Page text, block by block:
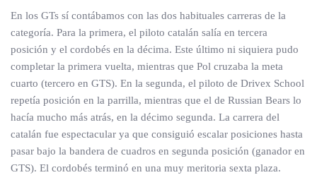
En los GTs sí contábamos con las dos habituales carreras de la
categoría. Para la primera, el piloto catalán salía en tercera
posición y el cordobés en la décima. Este último ni siquiera pudo
completar la primera vuelta, mientras que Pol cruzaba la meta
cuarto (tercero en GTS). En la segunda, el piloto de Drivex School
repetía posición en la parrilla, mientras que el de Russian Bears lo
hacía mucho más atrás, en la décimo segunda. La carrera del
catalán fue espectacular ya que consiguió escalar posiciones hasta
pasar bajo la bandera de cuadros en segunda posición (ganador en
GTS). El cordobés terminó en una muy meritoria sexta plaza.